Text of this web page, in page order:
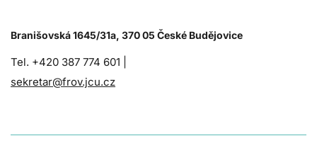
Branišovská 1645/31a, 370 05 České Budějovice
Tel. +420 387 774 601 |
sekretar@frov.jcu.cz